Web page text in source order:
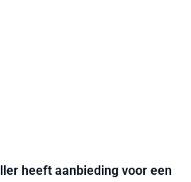
heeft aanbieding voor een